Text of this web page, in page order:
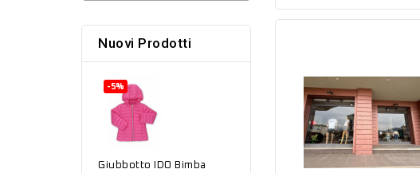
Nuovi Prodotti
Giubbotto IDO Bimba
-5%